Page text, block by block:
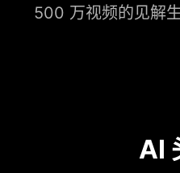
500 万视频的见解
AI